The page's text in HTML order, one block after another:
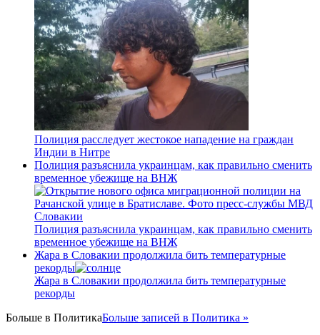
Полиция расследует жестокое нападение на граждан
Индии в Нитре
Полиция разъяснила украинцам, как правильно сменить
временное убежище на ВНЖ
Полиция разъяснила украинцам, как правильно сменить
временное убежище на ВНЖ
Жара в Словакии продолжила бить температурные
рекорды
Жара в Словакии продолжила бить температурные
рекорды
Больше в ПолитикаБольше записей в Политика »